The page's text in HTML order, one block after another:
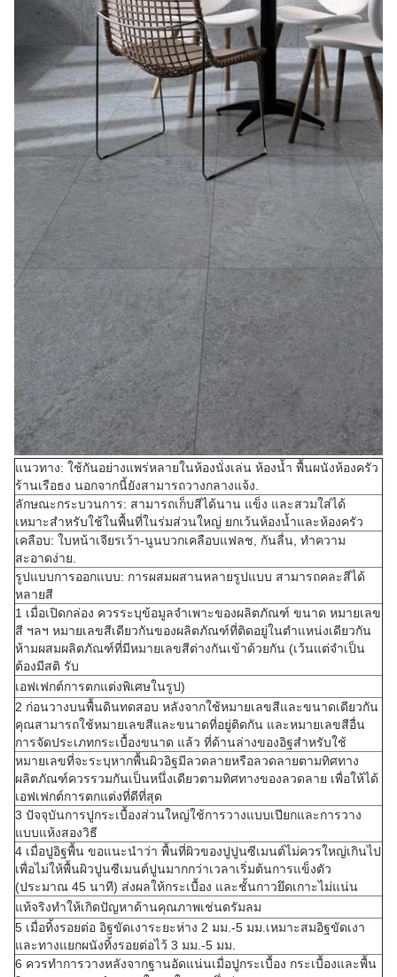
แนวทาง: ใช้กันอย่างแพร่หลายในห้องนั่งเล่น ห้องน้ำ พื้นผนังห้องครัว
ร้านเรือธง นอกจากนี้ยังสามารถวางกลางแจ้ง.
ลักษณะกระบวนการ: สามารถเก็บสีได้นาน แข็ง และสวมใส่ได้
เหมาะสำหรับใช้ในพื้นที่ในร่มส่วนใหญ่ ยกเว้นห้องน้ำและห้องครัว
เคลือบ: ใบหน้าเจียรเว้า-นูนบวกเคลือบแฟลช, กันลื่น, ทำความ
สะอาดง่าย.
รูปแบบการออกแบบ: การผสมผสานหลายรูปแบบ สามารถคละสีได้
หลายสี
1 เมื่อเปิดกล่อง ควรระบุข้อมูลจำเพาะของผลิตภัณฑ์ ขนาด หมายเลข
สี ฯลฯ หมายเลขสีเดียวกันของผลิตภัณฑ์ที่ติดอยู่ในตำแหน่งเดียวกัน
ห้ามผสมผลิตภัณฑ์ที่มีหมายเลขสีต่างกันเข้าด้วยกัน (เว้นแต่จำเป็น
ต้องมีสติ รับ
เอฟเฟกต์การตกแต่งพิเศษในรูป)
2 ก่อนวางบนพื้นดินทดสอบ หลังจากใช้หมายเลขสีและขนาดเดียวกัน
คุณสามารถใช้หมายเลขสีและขนาดที่อยู่ติดกัน และหมายเลขสีอื่น
การจัดประเภทกระเบื้องขนาด แล้ว ที่ด้านล่างของอิฐสำหรับใช้
หมายเลขที่จะระบุหากพื้นผิวอิฐมีลวดลายหรือลวดลายตามทิศทาง
ผลิตภัณฑ์ควรรวมกันเป็นหนึ่งเดียวตามทิศทางของลวดลาย เพื่อให้ได้
เอฟเฟกต์การตกแต่งที่ดีที่สุด
3 ปัจจุบันการปูกระเบื้องส่วนใหญ่ใช้การวางแบบเปียกและการวาง
แบบแห้งสองวิธี
4 เมื่อปูอิฐพื้น ขอแนะนำว่า พื้นที่ผิวของปูปูนซีเมนต์ไม่ควรใหญ่เกินไป
เพื่อไม่ให้พื้นผิวปูนซีเมนต์ปูนมากกว่าเวลาเริ่มต้นการแข็งตัว
(ประมาณ 45 นาที) ส่งผลให้กระเบื้อง และชั้นกาวยึดเกาะไม่แน่น
แท้จริงทำให้เกิดปัญหาด้านคุณภาพเช่นดรัมลม
5 เมื่อทิ้งรอยต่อ อิฐขัดเงาระยะห่าง 2 มม.-5 มม.เหมาะสมอิฐขัดเงา
และทางแยกผนังทิ้งรอยต่อไว้ 3 มม.-5 มม.
6 ควรทำการวางหลังจากฐานอัดแน่นเมื่อปูกระเบื้อง กระเบื้องและพื้น